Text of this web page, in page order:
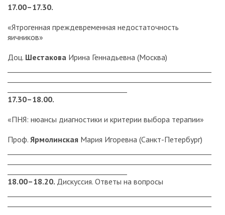
17.00–17.30.
«Ятрогенная преждевременная недостаточность
яичников»
Доц. Шестакова Ирина Геннадьевна (Москва)
17.30–18.00.
«ПНЯ: нюансы диагностики и критерии выбора терапии»
Проф. Ярмолинская Мария Игоревна (Санкт-Петербург)
18.00–18.20. Дискуссия. Ответы на вопросы